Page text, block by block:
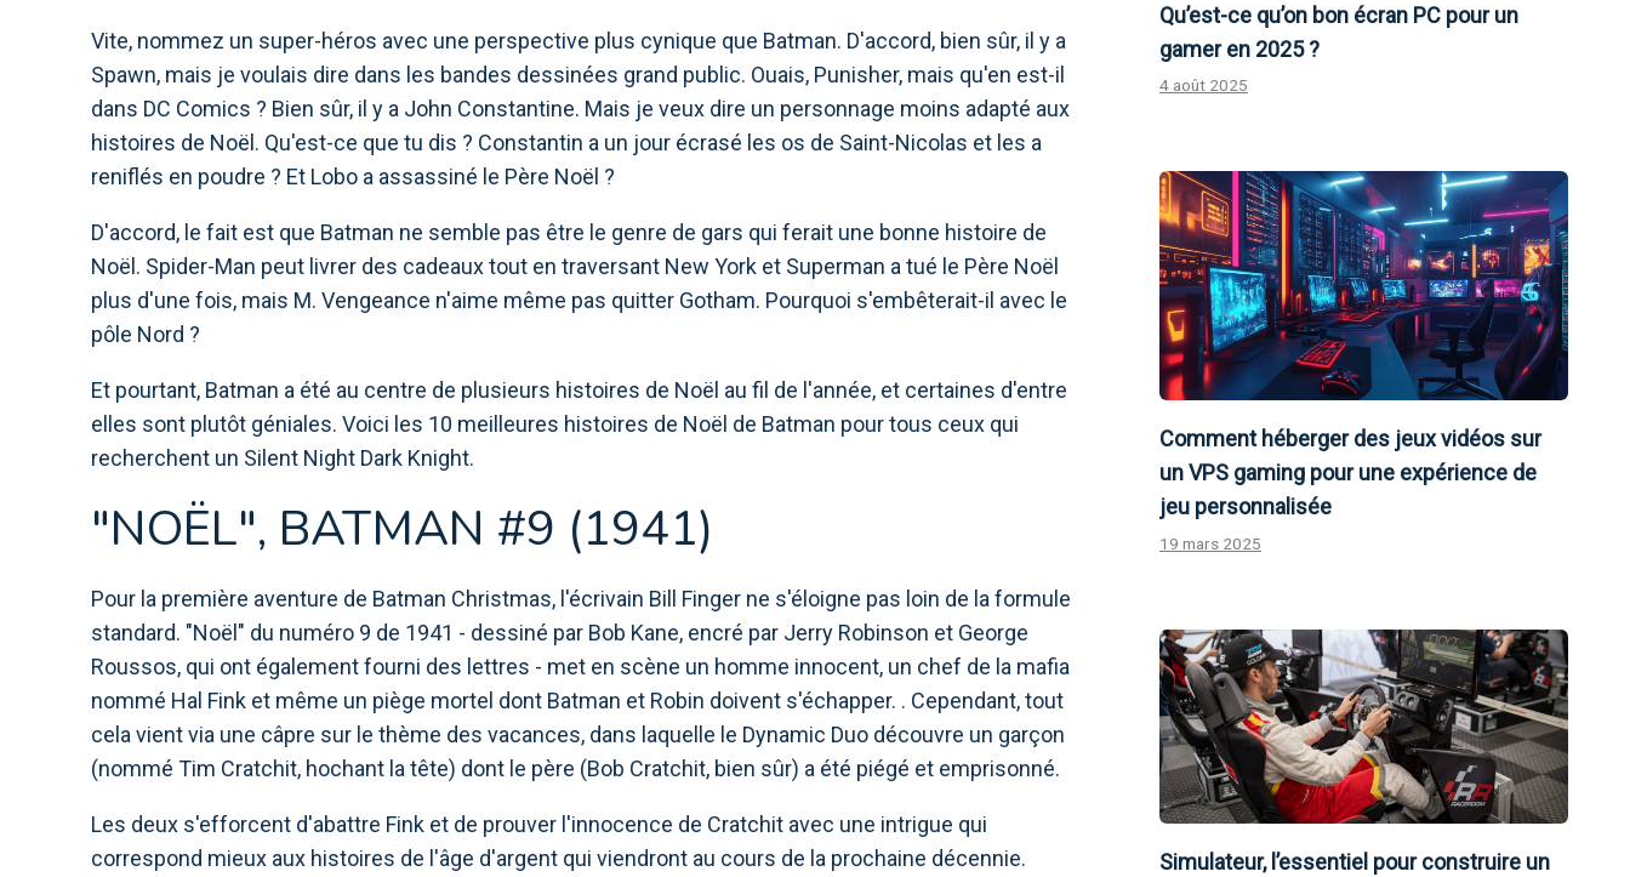
Vite, nommez un super-héros avec une perspective plus cynique que Batman. D'accord, bien sûr, il y a
Spawn, mais je voulais dire dans les bandes dessinées grand public. Ouais, Punisher, mais qu'en est-il
dans DC Comics ? Bien sûr, il y a John Constantine. Mais je veux dire un personnage moins adapté aux
histoires de Noël. Qu'est-ce que tu dis ? Constantin a un jour écrasé les os de Saint-Nicolas et les a
reniflés en poudre ? Et Lobo a assassiné le Père Noël ?
D'accord, le fait est que Batman ne semble pas être le genre de gars qui ferait une bonne histoire de
Noël. Spider-Man peut livrer des cadeaux tout en traversant New York et Superman a tué le Père Noël
plus d'une fois, mais M. Vengeance n'aime même pas quitter Gotham. Pourquoi s'embêterait-il avec le
pôle Nord ?
Et pourtant, Batman a été au centre de plusieurs histoires de Noël au fil de l'année, et certaines d'entre
elles sont plutôt géniales. Voici les 10 meilleures histoires de Noël de Batman pour tous ceux qui
recherchent un Silent Night Dark Knight.
"NOËL", BATMAN #9 (1941)
Pour la première aventure de Batman Christmas, l'écrivain Bill Finger ne s'éloigne pas loin de la formule
standard. "Noël" du numéro 9 de 1941 - dessiné par Bob Kane, encré par Jerry Robinson et George
Roussos, qui ont également fourni des lettres - met en scène un homme innocent, un chef de la mafia
nommé Hal Fink et même un piège mortel dont Batman et Robin doivent s'échapper. . Cependant, tout
cela vient via une câpre sur le thème des vacances, dans laquelle le Dynamic Duo découvre un garçon
(nommé Tim Cratchit, hochant la tête) dont le père (Bob Cratchit, bien sûr) a été piégé et emprisonné.
Les deux s'efforcent d'abattre Fink et de prouver l'innocence de Cratchit avec une intrigue qui
correspond mieux aux histoires de l'âge d'argent qui viendront au cours de la prochaine décennie.
Qu’est-ce qu’on bon écran PC pour un
gamer en 2025 ?
4 août 2025
Comment héberger des jeux vidéos sur
un VPS gaming pour une expérience de
jeu personnalisée
19 mars 2025
Simulateur, l’essentiel pour construire un